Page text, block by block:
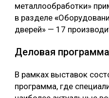
металлообработки»
в разделе «
дверей» — 17
Деловая
В рамках выставок
программа, где